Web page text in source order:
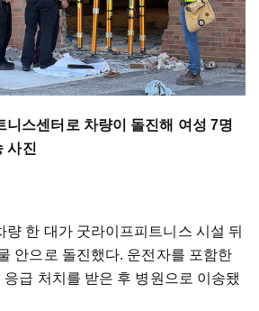
니스센터로 차량이 돌진해 여성 7명
사진
량 한 대가 굿라이프피트니스 시설 뒤
안으로 돌진했다. 운전자를 포함한
급 처치를 받은 후 병원으로 이송됐